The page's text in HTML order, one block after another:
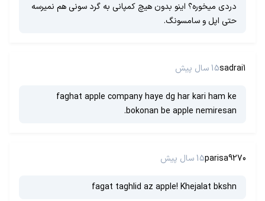
دردی میخوره؟ اینو بدون هیچ کمپانی به گرد سونی هم نمیرسه
حتی اپل و سامسونگ.
sadrai115 سال پیش
faghat apple company haye dg har kari ham ke
bokonan be apple nemiresan.
parisa927015 سال پیش
fagat taghlid az apple! Khejalat bkshn